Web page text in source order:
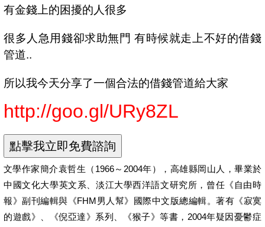
有金錢上的困擾的人很多
很多人急用錢卻求助無門 有時候就走上不好的借錢
管道..
所以我今天分享了一個合法的借錢管道給大家
http://goo.gl/URy8ZL
文學作家簡介袁哲生（1966～2004年），高雄縣岡山人，畢業於
中國文化大學英文系、淡江大學西洋語文研究所，曾任《自由時
報》副刊編輯與《FHM男人幫》國際中文版總編輯。著有《寂寞
的遊戲》、《倪亞達》系列、《猴子》等書，2004年疑因憂鬱症